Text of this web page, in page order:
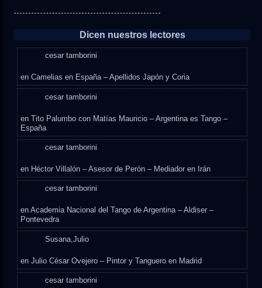
Dicen nuestros lectores
cesar tamborini
enCamelias en España – Apellidos Japón y Coria
cesar tamborini
enTito Palumbo con Matías Mauricio – Argentina es Tango –
España
cesar tamborini
en Héctor Villalón – Asesor de Perón – Mediador en Irán
cesar tamborini
enAcademia Nacional del Tango de Argentina – Aldiser –
Pontevedra
Susana,Julio
enJulio César Ovejero – Pintor y Tanguero en Madrid
cesar tamborini